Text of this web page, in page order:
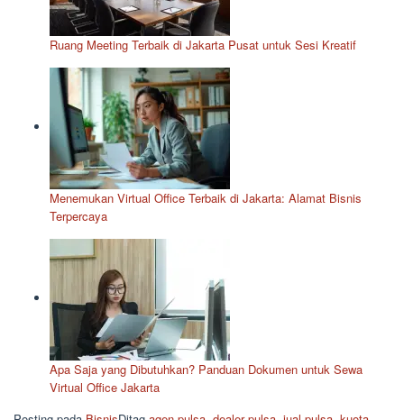
Ruang Meeting Terbaik di Jakarta Pusat untuk Sesi Kreatif
Menemukan Virtual Office Terbaik di Jakarta: Alamat Bisnis
Terpercaya
Apa Saja yang Dibutuhkan? Panduan Dokumen untuk Sewa
Virtual Office Jakarta